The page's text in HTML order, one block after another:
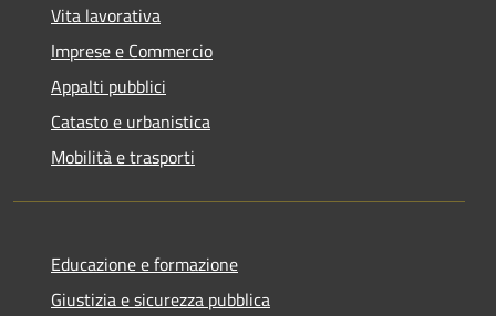
Vita lavorativa
Imprese e Commercio
Appalti pubblici
Catasto e urbanistica
Mobilità e trasporti
Educazione e formazione
Giustizia e sicurezza pubblica